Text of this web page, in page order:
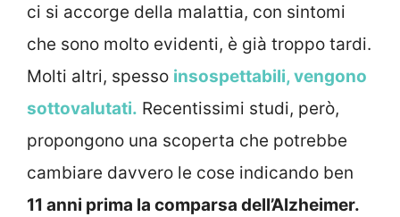
ci si accorge della malattia, con sintomi
che sono molto evidenti, è già troppo tardi.
Molti altri, spesso insospettabili, vengono
sottovalutati. Recentissimi studi, però,
propongono una scoperta che potrebbe
cambiare davvero le cose indicando ben
11 anni prima la comparsa dell’Alzheimer.